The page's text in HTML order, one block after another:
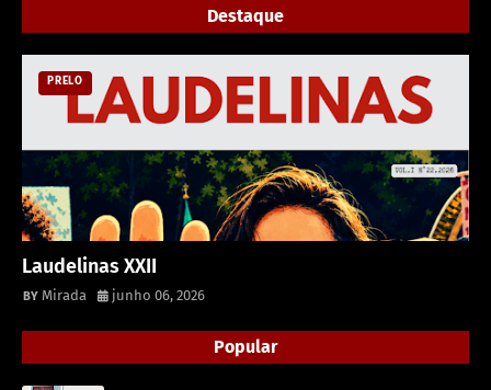
Destaque
PRELO
Laudelinas XXII
Mirada junho 06, 2026
Popular